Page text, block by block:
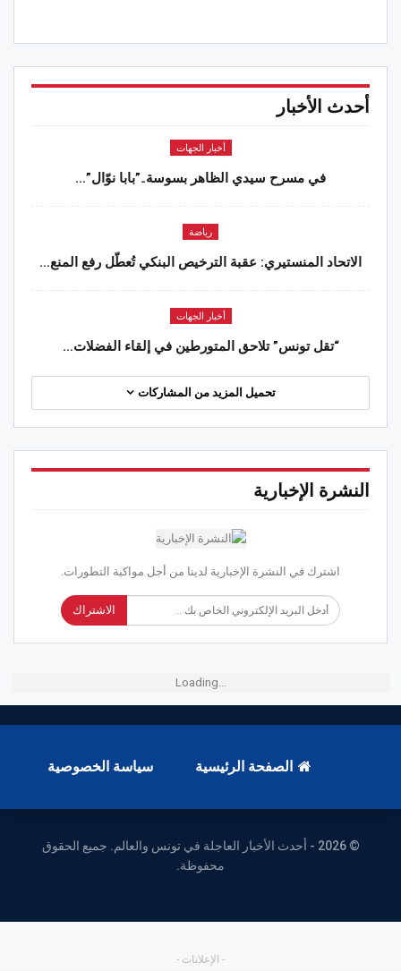
أحدث الأخبار
أخبار الجهات
في مسرح سيدي الظاهر بسوسة..”بابا نوّال”…
رياضة
الاتحاد المنستيري: عقبة الترخيص البنكي تُعطّل رفع المنع…
أخبار الجهات
“تقل تونس” تلاحق المتورطين في إلقاء الفضلات…
تحميل المزيد من المشاركات
النشرة الإخبارية
اشترك في النشرة الإخبارية لدينا من أجل مواكبة التطورات.
الاشتراك
Loading...
الصفحة الرئيسية سياسة الخصوصية
© 2026 - أحدث الأخبار العاجلة في تونس والعالم. جميع الحقوق
محفوظة.
- الإعلانات -